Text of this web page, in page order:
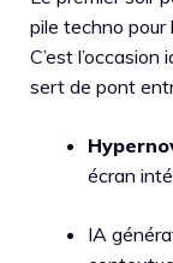
pile techno pour
C’est
sert de pont
écran
IA